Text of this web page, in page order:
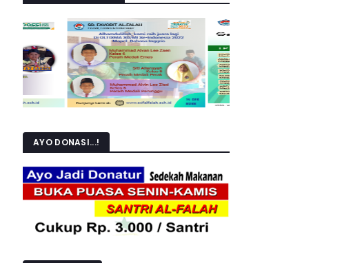
AYO DONASI...!